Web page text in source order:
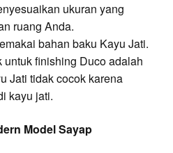
ukuran yang
ruang Anda.
bahan baku Kayu Jati.
untuk finishing Duco adalah
Jati tidak cocok karena
kayu jati.
Model Sayap